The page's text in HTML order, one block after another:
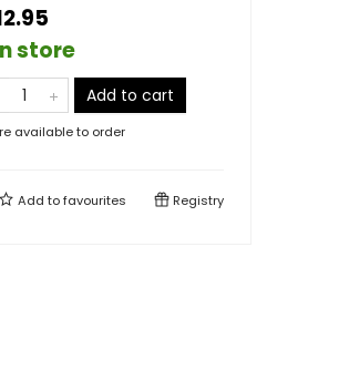
store
Add to cart
available to order
Add tofavourites Registry